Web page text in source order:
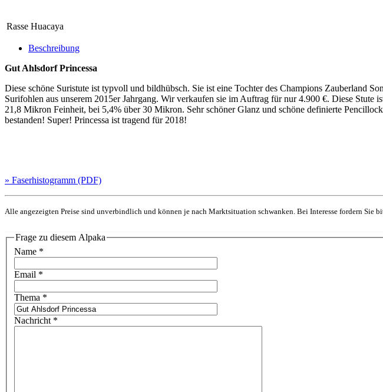
Rasse Huacaya
Beschreibung
Gut Ahlsdorf Princessa
Diese schöne Suristute ist typvoll und bildhübsch. Sie ist eine Tochter des Champions Zauberland
Surifohlen aus unserem 2015er Jahrgang. Wir verkaufen sie im Auftrag für nur 4.900 €. Diese Stute
21,8 Mikron Feinheit, bei 5,4% über 30 Mikron. Sehr schöner Glanz und schöne definierte
bestanden! Super! Princessa ist tragend für 2018!
» Faserhistogramm (PDF)
Alle angezeigten Preise sind unverbindlich und können je nach Marktsituation schwanken. Bei Interesse fordern Sie
Frage zu diesem Alpaka
Name *
Email *
Thema *
Nachricht *